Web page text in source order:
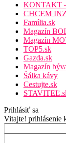
KONTAKT
CHCEM
Família.sk
Magazín
Magazín
TOP5.sk
Gazda.sk
Magazín
Šálka kávy
Cestujte.sk
Prihlásiť sa
Vitajte! prihlásenie